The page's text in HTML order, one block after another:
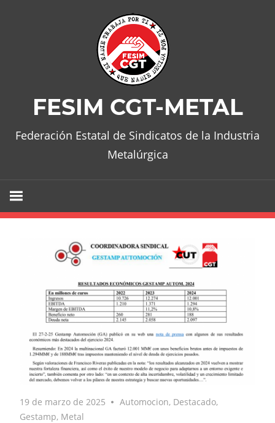
FESIM CGT-METAL
Federación Estatal de Sindicatos de la Industria
Metalúrgica
19 de marzo de 2025 Automocion, Destacado,
Gestamp, Metal